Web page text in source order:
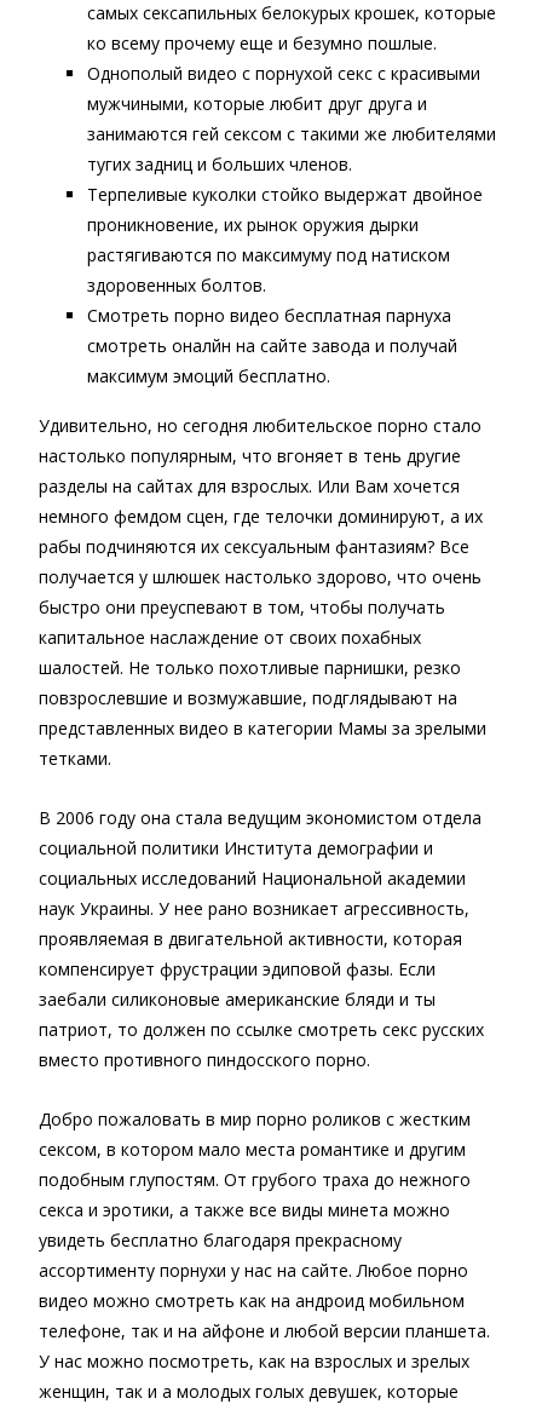
самых сексапильных белокурых крошек, которые
ко всему прочему еще и безумно пошлые.
Однополый видео с порнухой секс с красивыми
мужчиными, которые любит друг друга и
занимаются гей сексом с такими же любителями
тугих задниц и больших членов.
Терпеливые куколки стойко выдержат двойное
проникновение, их рынок оружия дырки
растягиваются по максимуму под натиском
здоровенных болтов.
Смотреть порно видео бесплатная парнуха
смотреть оналйн на сайте завода и получай
максимум эмоций бесплатно.
Удивительно, но сегодня любительское порно стало
настолько популярным, что вгоняет в тень другие
разделы на сайтах для взрослых. Или Вам хочется
немного фемдом сцен, где телочки доминируют, а их
рабы подчиняются их сексуальным фантазиям? Все
получается у шлюшек настолько здорово, что очень
быстро они преуспевают в том, чтобы получать
капитальное наслаждение от своих похабных
шалостей. Не только похотливые парнишки, резко
повзрослевшие и возмужавшие, подглядывают на
представленных видео в категории Мамы за зрелыми
тетками.
В 2006 году она стала ведущим экономистом отдела
социальной политики Института демографии и
социальных исследований Национальной академии
наук Украины. У нее рано возникает агрессивность,
проявляемая в двигательной активности, которая
компенсирует фрустрации эдиповой фазы. Если
заебали силиконовые американские бляди и ты
патриот, то должен по ссылке смотреть секс русских
вместо противного пиндосского порно.
Добро пожаловать в мир порно роликов с жестким
сексом, в котором мало места романтике и другим
подобным глупостям. От грубого траха до нежного
секса и эротики, а также все виды минета можно
увидеть бесплатно благодаря прекрасному
ассортименту порнухи у нас на сайте. Любое порно
видео можно смотреть как на андроид мобильном
телефоне, так и на айфоне и любой версии планшета.
У нас можно посмотреть, как на взрослых и зрелых
женщин, так и а молодых голых девушек, которые